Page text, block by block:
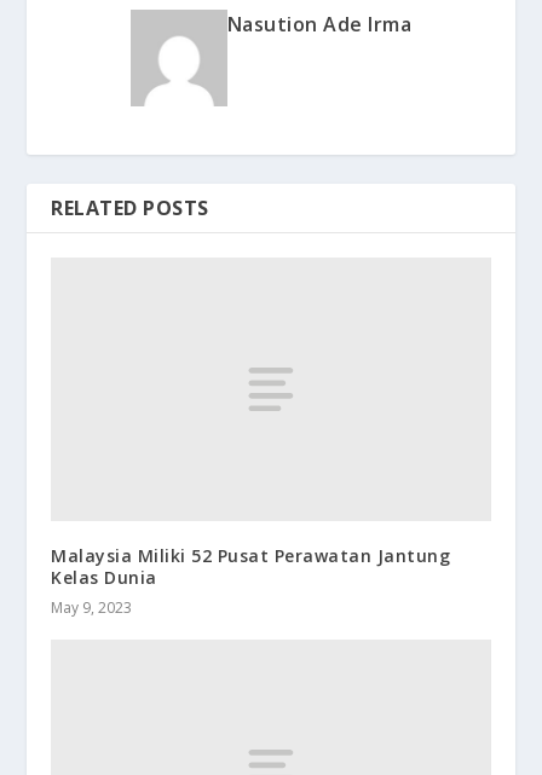
Nasution Ade Irma
RELATED POSTS
Malaysia Miliki 52 Pusat Perawatan Jantung
Kelas Dunia
May 9, 2023